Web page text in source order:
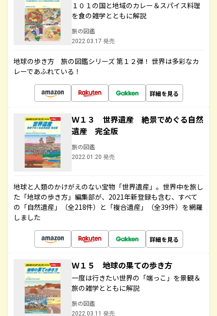
１０１の国と地域のカレー＆スパイス料理
を食の雑学とともに解説
旅の図鑑
2022.03.17 発売
地球の歩き方 旅の図鑑シリーズ 第１２弾！ 世界は多彩なカ
レーであふれている！
詳細を見る
Ｗ１３ 世界遺産 絶景でめぐる自然
遺産 完全版
旅の図鑑
2022.01.20 発売
地球と人類のかけがえのない宝物「世界遺産」。世界中を旅し
た「地球の歩き方」編集部が、2021年新登録も含む、すべて
の「自然遺産」（全218件）と「複合遺産」（全39件）を網羅
しました
詳細を見る
Ｗ１５ 地球の果ての歩き方
一度は行きたい世界の「端っこ」を景観＆
旅の雑学とともに解説
旅の図鑑
2022.03.11 発売